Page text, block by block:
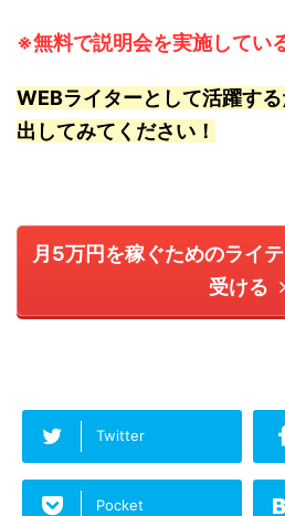
※無料で説明会を実施してい
WEBライターとして活躍す
出してみてください！
月5万円を稼ぐためのライ
受ける
Twitter
Pocket